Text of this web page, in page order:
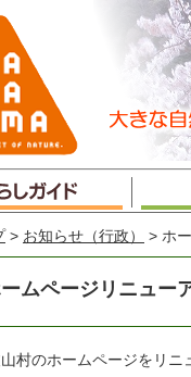
> お知らせ（行政） > ホ
ムページリニュー
村のホームページをリニ